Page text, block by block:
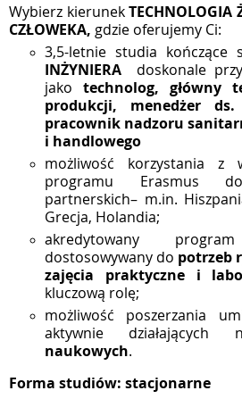
Wybierz kierunekTECHNOLOGIA
CZŁOWEKA, gdzie oferujemy Ci:
3,5-letnie studia kończące
INŻYNIERA
doskonale
jako technolog, główny
produkcji, menedżer
pracownik nadzoru
i handlowego
możliwość korzystania z
programu Erasmus
partnerskich– m.in.
Grecja, Holandia;
akredytowany
dostosowywany do potrzeb
zajęcia praktyczne i
kluczową rolę;
możliwość poszerzania
aktywnie
naukowych.
Forma studiów: stacjonarne